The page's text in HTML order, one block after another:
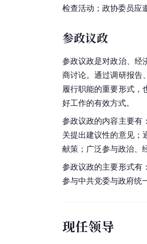
检查活动；政协委员应
参政议政
参政议政是对政治、经
商讨论。通过调研报告
履行职能的重要形式，
好工作的有效方式。
参政议政的内容主要有
关提出建议性的意见；
献策；广泛参与政治、
参政议政的主要形式有
参与中共党委与政府统
现任领导